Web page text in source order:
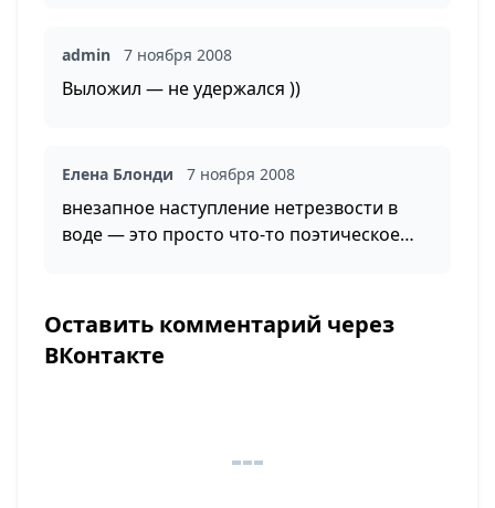
admin 7 ноября 2008
Выложил — не удержался ))
Елена Блонди 7 ноября 2008
внезапное наступление нетрезвости в
воде — это просто что-то поэтическое…
Оставить комментарий через
ВКонтакте